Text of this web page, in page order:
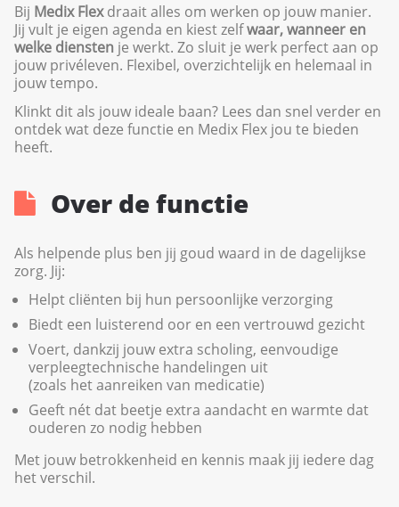
Bij Medix Flex draait alles om werken op jouw manier.
Jij vult je eigen agenda en kiest zelfwaar, wanneer en
welke diensten je werkt. Zo sluit je werk perfect aan op
jouw privéleven. Flexibel, overzichtelijk en helemaal in
jouw tempo.
Klinkt dit als jouw ideale baan? Lees dan snel verder en
ontdek wat deze functie en Medix Flex jou te bieden
heeft.
Over de functie
Als helpende plus ben jij goud waard in de dagelijkse
zorg. Jij:
Helpt cliënten bij hun persoonlijke verzorging
Biedt een luisterend oor en een vertrouwd gezicht
Voert, dankzij jouw extra scholing, eenvoudige
verpleegtechnische handelingen uit
(zoals het aanreiken van medicatie)
Geeft nét dat beetje extra aandacht en warmte dat
ouderen zo nodig hebben
Met jouw betrokkenheid en kennis maak jij iedere dag
het verschil.